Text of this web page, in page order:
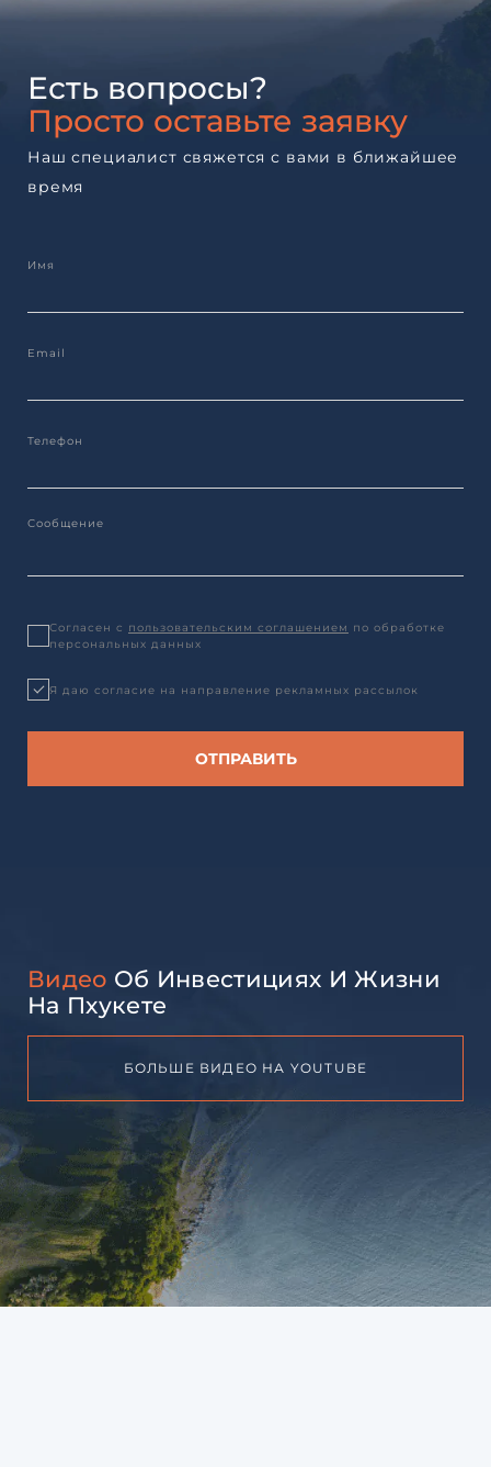
Есть вопросы?
Просто оставьте заявку
Наш специалист свяжется с вами в ближайшее
время
Согласен с пользовательским соглашением по обработке
персональных данных
Я даю согласие на направление рекламных рассылок
Видео Об Инвестициях И Жизни
На Пхукете
БОЛЬШЕ ВИДЕО НА YOUTUBE